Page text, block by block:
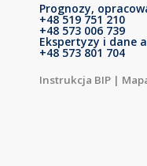
Prognozy,
+48 519 751 210
+48 573 006 739
Ekspertyzy i dane
+48 573 801 704
Instrukcja BIP |